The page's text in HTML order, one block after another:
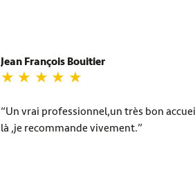
Jean François Bouitier
Un vrai professionnel,un très bon
là ,je recommande vivement.